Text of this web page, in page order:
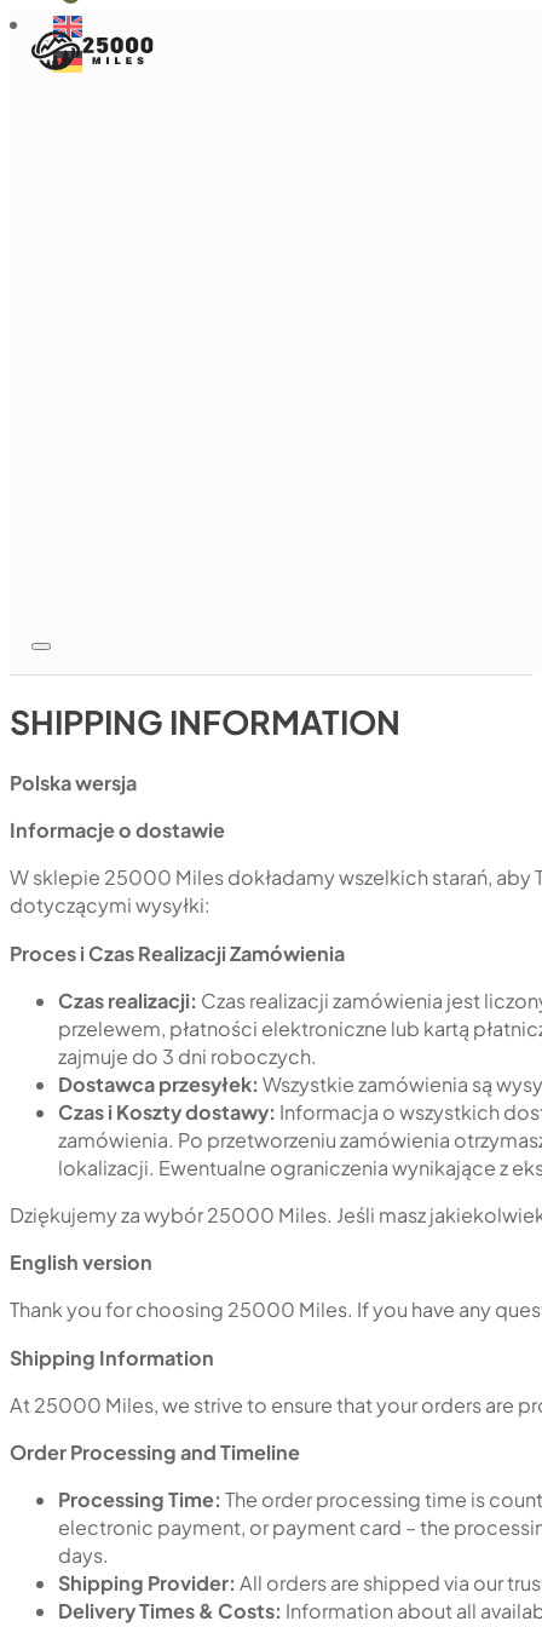
SHIPPING INFORMATION
Polska wersja
Informacje o dostawie
W sklepie 25000 Miles dokładamy wszelkich starań, aby
dotyczącymi wysyłki:
Proces i Czas Realizacji Zamówienia
Czas realizacji: Czas realizacji zamówienia jest
przelewem, płatności elektroniczne lub kartą
zajmuje do 3 dni roboczych.
Dostawca przesyłek: Wszystkie zamówienia są
Czas i Koszty dostawy: Informacja o wszystkich
zamówienia. Po przetworzeniu zamówienia
lokalizacji. Ewentualne ograniczenia wynikające z
Dziękujemy za wybór 25000 Miles. Jeśli masz
English version
Thank you for choosing 25000 Miles. If you have any
Shipping Information
At 25000 Miles, we strive to ensure that your orders are
Order Processing and Timeline
Processing Time: The order processing time is
electronic payment, or payment card – the
days.
Shipping Provider: All orders are shipped via our
Delivery Times & Costs: Information about all